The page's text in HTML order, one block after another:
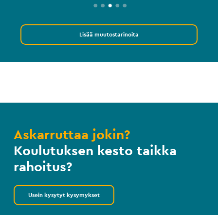
Lisää muutostarinoita
Askarruttaa jokin?
Koulutuksen kesto taikka
rahoitus?
Usein kysytyt kysymykset